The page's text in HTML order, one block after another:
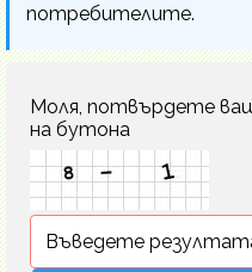
потребителите.
Моля, потвърдете
на бутона